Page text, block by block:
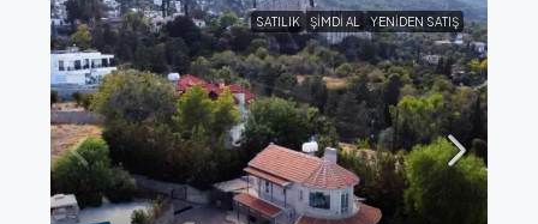
SATILIK ŞIMDI AL YENIDEN SATIŞ